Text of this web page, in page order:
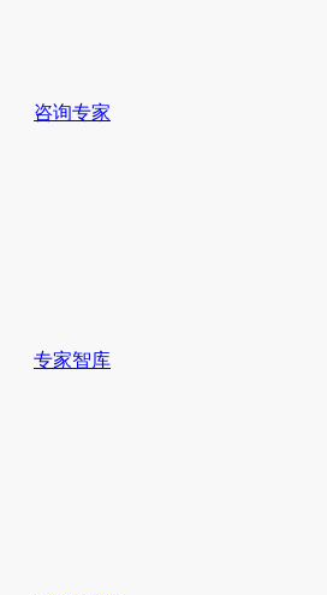
咨询专家
专家智库